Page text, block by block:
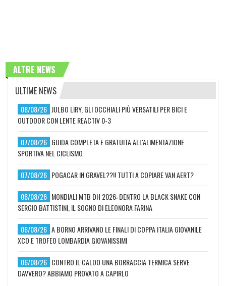
ALTRE NEWS
ULTIME NEWS
08/08/26 JULBO LIRY, GLI OCCHIALI PIÙ VERSATILI PER BICI E
OUTDOOR CON LENTE REACTIV 0-3
07/08/26 GUIDA COMPLETA E GRATUITA ALL'ALIMENTAZIONE
SPORTIVA NEL CICLISMO
07/08/26 POGACAR IN GRAVEL??!! TUTTI A COPIARE VAN AERT?
06/08/26 MONDIALI MTB DH 2026: DENTRO LA BLACK SNAKE CON
SERGIO BATTISTINI, IL SOGNO DI ELEONORA FARINA
06/08/26 A BORNO ARRIVANO LE FINALI DI COPPA ITALIA GIOVANILE
XCO E TROFEO LOMBARDIA GIOVANISSIMI
06/08/26 CONTRO IL CALDO UNA BORRACCIA TERMICA SERVE
DAVVERO? ABBIAMO PROVATO A CAPIRLO